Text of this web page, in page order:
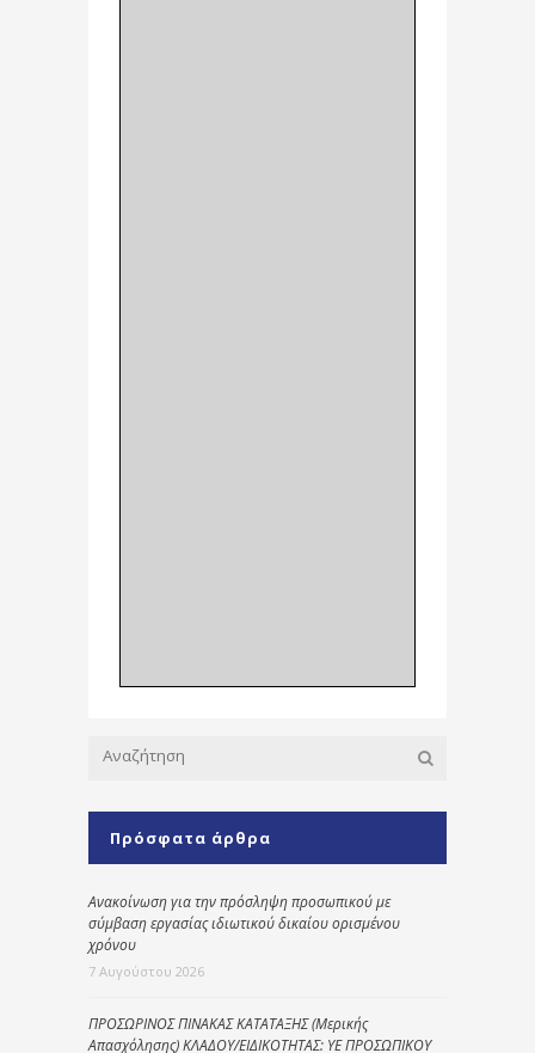
Πρόσφατα άρθρα
Ανακοίνωση για την πρόσληψη προσωπικού με
σύμβαση εργασίας ιδιωτικού δικαίου ορισμένου
χρόνου
7 Αυγούστου 2026
ΠΡΟΣΩΡΙΝΟΣ ΠΙΝΑΚΑΣ ΚΑΤΑΤΑΞΗΣ (Μερικής
Απασχόλησης) ΚΛΑΔΟΥ/ΕΙΔΙΚΟΤΗΤΑΣ: ΥΕ ΠΡΟΣΩΠΙΚΟΥ